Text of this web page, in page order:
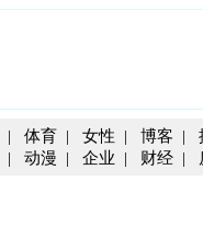
| 体育 | 女性 | 博客 |
| 动漫 | 企业 | 财经 |